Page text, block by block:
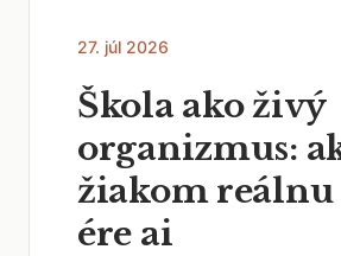
27. júl 2026
Škola ako živý
organizmus:
žiakom reálnu
ére ai